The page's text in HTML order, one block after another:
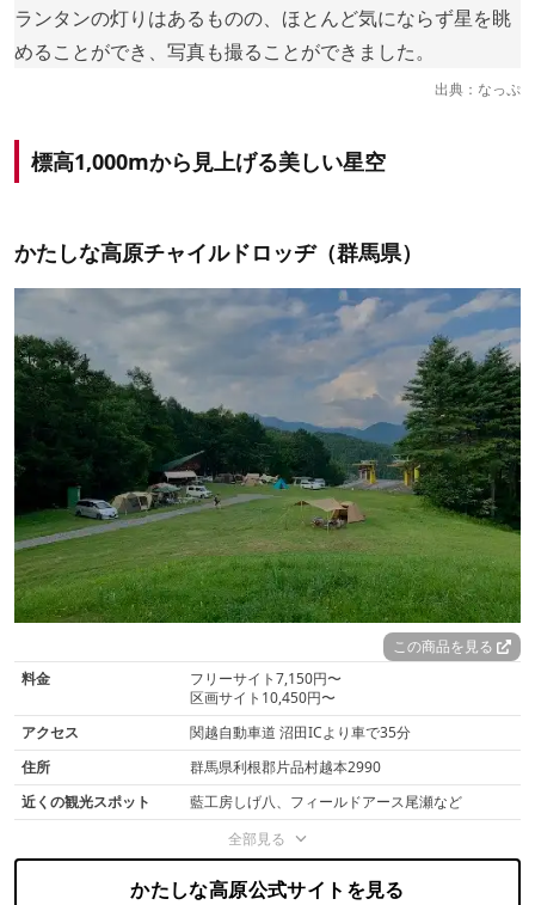
ランタンの灯りはあるものの、ほとんど気にならず星を眺
めることができ、写真も撮ることができました。
出典： なっぷ
標高1,000mから見上げる美しい星空
かたしな高原チャイルドロッヂ（群馬県）
この商品を見る
料金
フリーサイト7,150円〜
区画サイト10,450円〜
アクセス
関越自動車道 沼田ICより車で35分
住所
群馬県利根郡片品村越本2990
近くの観光スポット
藍工房しげ八、フィールドアース尾瀬など
全部見る
かたしな高原公式サイトを見る